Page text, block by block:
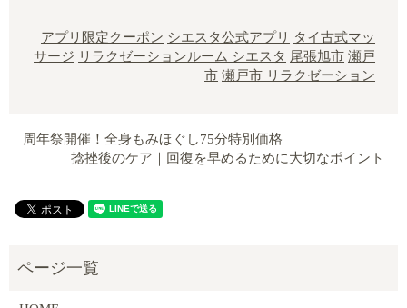
アプリ限定クーポン シエスタ公式アプリ
タイ古式マッ
サージ リラクゼーションルーム シエスタ 尾張旭市 瀬戸
市 瀬戸市 リラクゼーション
周年祭開催！全身もみほぐし75分特別価格
捻挫後のケア｜回復を早めるために大切なポイント